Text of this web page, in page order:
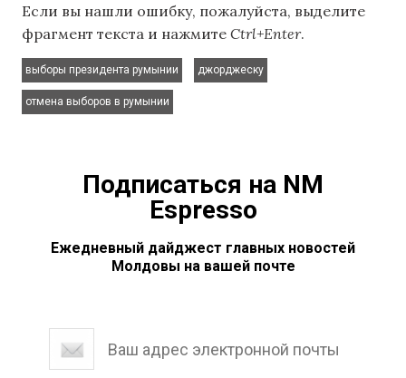
Если вы нашли ошибку, пожалуйста, выделите
фрагмент текста и нажмите Ctrl+Enter.
выборы президента румынии
джорджеску
отмена выборов в румынии
Подписаться на NM
Espresso
Ежедневный дайджест главных новостей
Молдовы на вашей почте